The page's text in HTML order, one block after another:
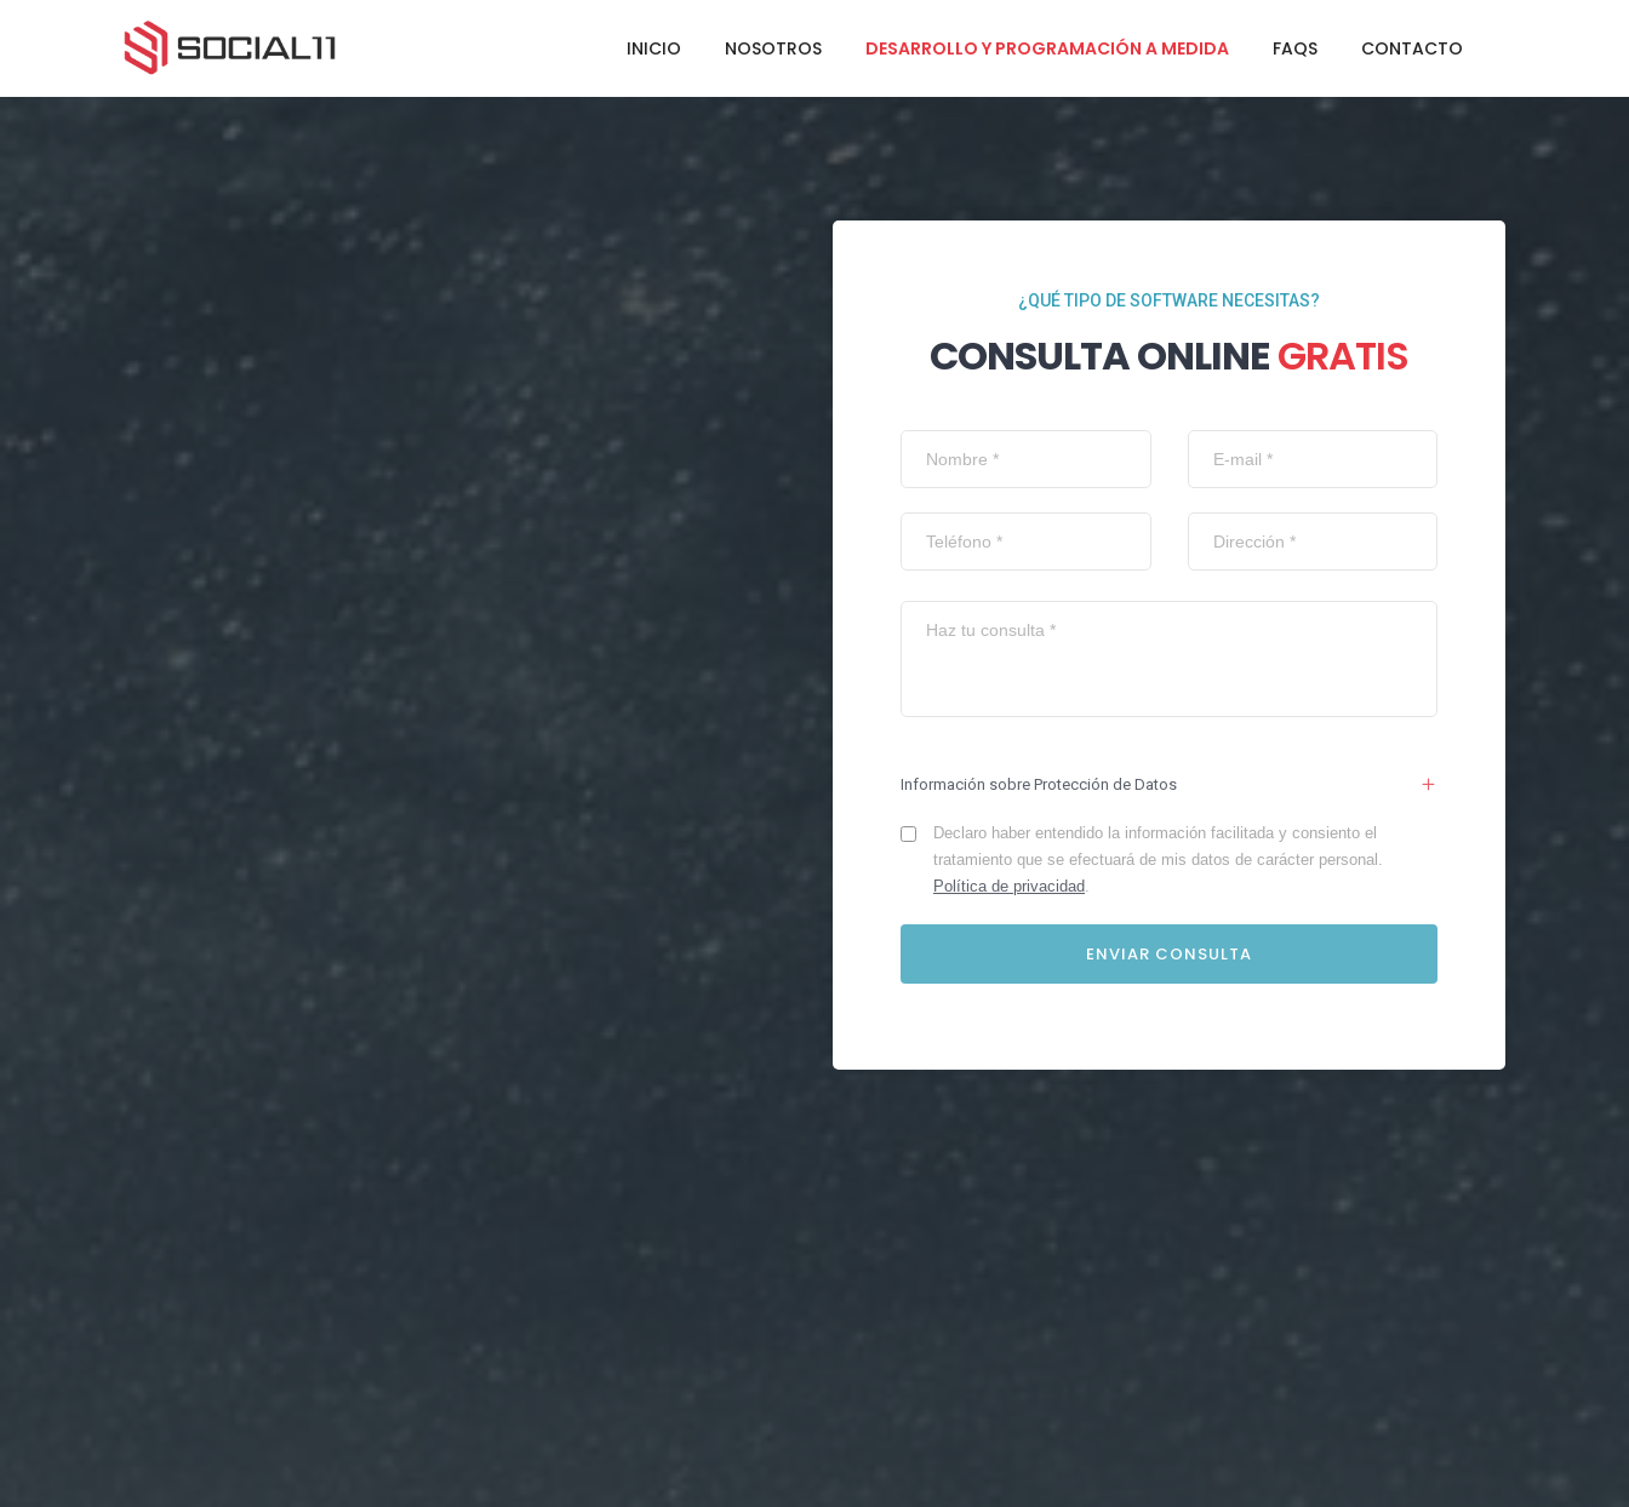
INICIO NOSOTROS DESARROLLO Y PROGRAMACIÓN A MEDIDA FAQS CONTACTO
¿QUÉ TIPO DE SOFTWARE NECESITAS?
CONSULTA ONLINEGRATIS
Información sobre Protección de Datos
Declaro haber entendido la información facilitada y consiento el
tratamiento que se efectuará de mis datos de carácter personal.
Política de privacidad.